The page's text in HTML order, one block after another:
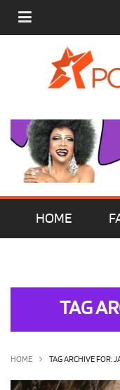
HOME
OLHA
TAG
HOME TAG ARCHIVE FOR: